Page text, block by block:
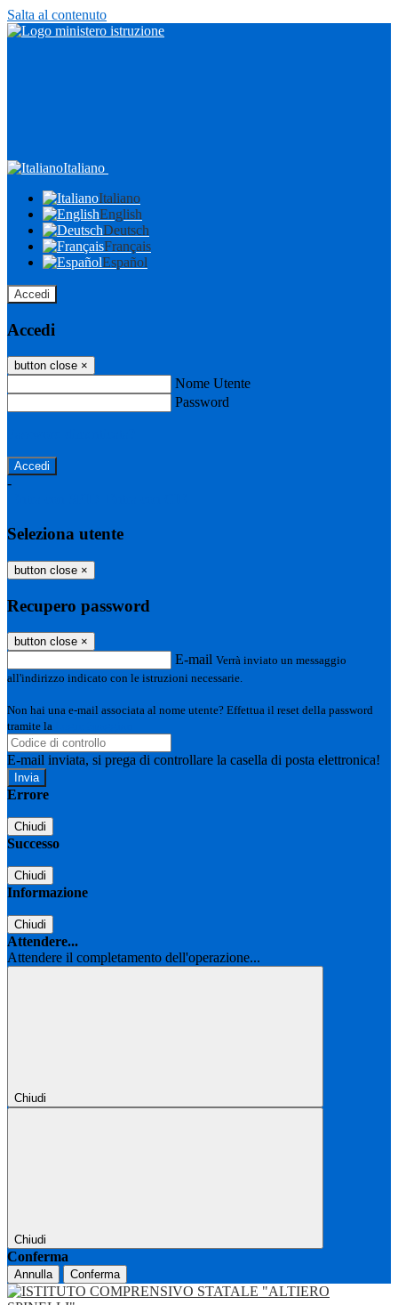
Salta al contenuto
Italiano
Italiano
English
Deutsch
Français
Español
Accedi
Accedi
button close ×
Nome Utente
Password
-
Seleziona utente
button close ×
Recupero password
button close ×
E-mail Verrà inviato un messaggio
all'indirizzo indicato con le istruzioni necessarie.
Non hai una e-mail associata al nome utente? Effettua il reset della password
tramite la
E-mail inviata, si prega di controllare la casella di posta elettronica!
Errore
Chiudi
Successo
Chiudi
Informazione
Chiudi
Attendere...
Attendere il completamento dell'operazione...
Chiudi
Chiudi
Conferma
Annulla Conferma